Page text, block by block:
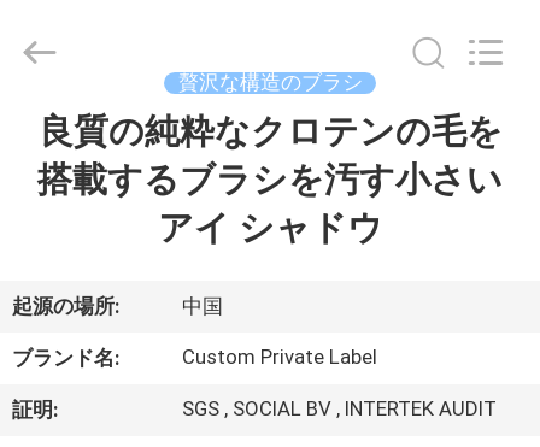
ダ
ク
ト
2017
Chanmy
Cosmetics
贅沢な構造のブラシ
良質の純粋なクロテンの毛を
搭載するブラシを汚す小さい
アイ シャドウ
起源の場所: 中国
ブランド名: Custom Private Label
証明: SGS , SOCIAL BV , INTERTEK AUDIT